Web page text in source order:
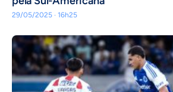
29/05/2025 · 16h25